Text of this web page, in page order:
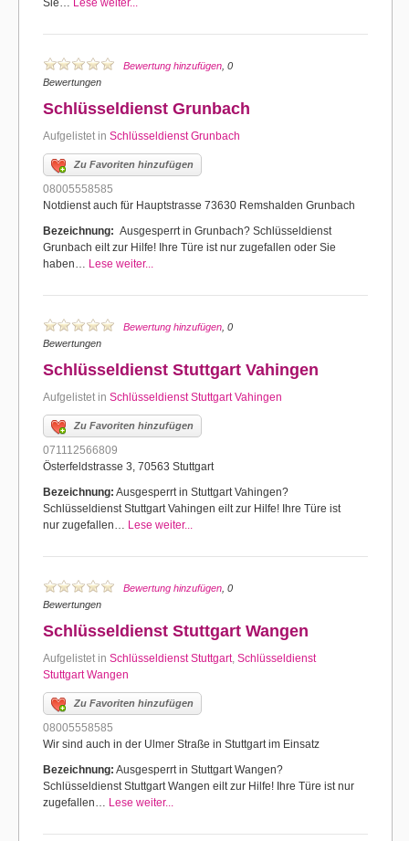
Sie… Lese weiter...
Bewertung hinzufügen , 0
Bewertungen
Schlüsseldienst Grunbach
Aufgelistet in Schlüsseldienst Grunbach
Zu Favoriten hinzufügen
08005558585
Notdienst auch für Hauptstrasse 73630 Remshalden Grunbach
Bezeichnung: Ausgesperrt in Grunbach? Schlüsseldienst
Grunbach eilt zur Hilfe! Ihre Türe ist nur zugefallen oder Sie
haben… Lese weiter...
Bewertung hinzufügen , 0
Bewertungen
Schlüsseldienst Stuttgart Vahingen
Aufgelistet in Schlüsseldienst Stuttgart Vahingen
Zu Favoriten hinzufügen
071112566809
Österfeldstrasse 3, 70563 Stuttgart
Bezeichnung: Ausgesperrt in Stuttgart Vahingen?
Schlüsseldienst Stuttgart Vahingen eilt zur Hilfe! Ihre Türe ist
nur zugefallen… Lese weiter...
Bewertung hinzufügen , 0
Bewertungen
Schlüsseldienst Stuttgart Wangen
Aufgelistet in Schlüsseldienst Stuttgart, Schlüsseldienst
Stuttgart Wangen
Zu Favoriten hinzufügen
08005558585
Wir sind auch in der Ulmer Straße in Stuttgart im Einsatz
Bezeichnung: Ausgesperrt in Stuttgart Wangen?
Schlüsseldienst Stuttgart Wangen eilt zur Hilfe! Ihre Türe ist nur
zugefallen… Lese weiter...